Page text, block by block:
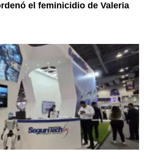
el feminicidio de Valeria